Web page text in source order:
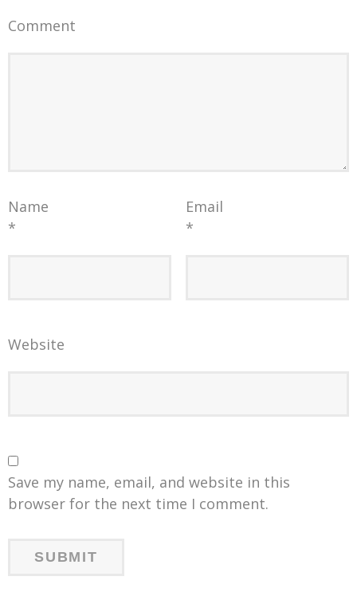
Comment
Name
*
Email
*
Website
Save my name, email, and website in this
browser for the next time I comment.